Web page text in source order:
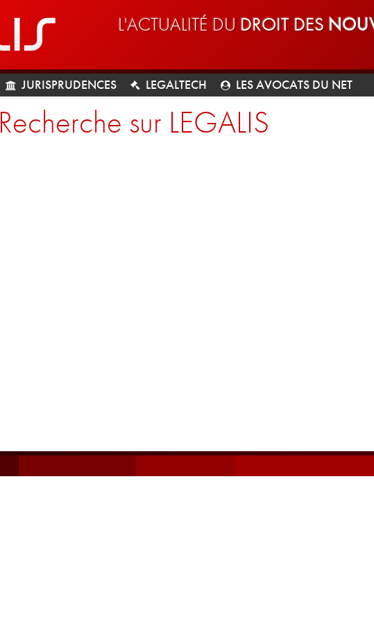
L'ACTUALITÉ DU DROIT DES
JURISPRUDENCES LEGALTECH LES AVOCATS DU NET
Recherche sur LEGALIS